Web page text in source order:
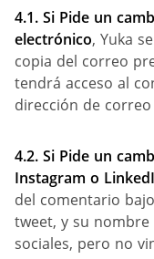
4.1. Si Pide un
electrónico, Yuka
copia del correo
tendrá acceso al
dirección de
4.2. Si Pide un
Instagram o
del comentario
tweet, y su
sociales, pero no